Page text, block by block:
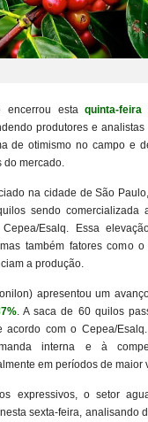
encerrou estaquinta-feira
produtores e analistas
de otimismo no campo e
mercado.
na cidade de São
sendo comercializada
Esalq. Essa
também fatores como
a produção.
apresentou um
. A saca de 60 quilos
acordo com o Cepea/
interna e à
em períodos de maior
expressivos, o setor
sexta-feira, analisando